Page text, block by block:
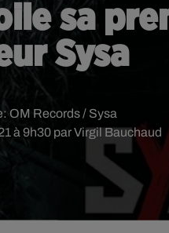
sa
Sysa
à 9h30 par Virgil Bauchaud
OM Records / Sysa